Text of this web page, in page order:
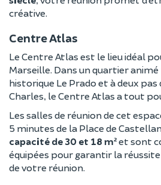
créative.
Centre Atlas
Le Centre Atlas est le lieu idéal
Marseille. Dans un quartier
historique Le Prado et à deux pas
Charles, le Centre Atlas a tout
Les salles de réunion de cet
5 minutes de la Place de
capacité de 30 et 18 m²et sont
équipées pour garantir la
de votre réunion.